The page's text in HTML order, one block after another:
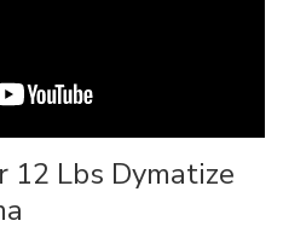
12 Lbs Dymatize